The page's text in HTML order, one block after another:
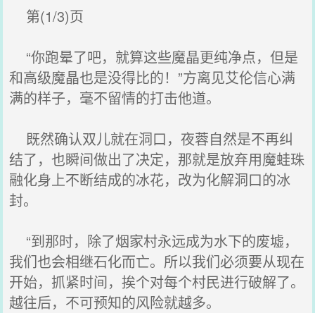
第(1/3)页
“你跑晕了吧，就算这些魔晶更纯净点，但是
和高级魔晶也是没得比的！”方离见艾伦信心满
满的样子，毫不留情的打击他道。
既然确认双儿就在洞口，夜蓉自然是不再纠
结了，也瞬间做出了决定，那就是放弃用魔蛙珠
融化身上不断结成的冰花，改为化解洞口的冰
封。
“到那时，除了烟家村永远成为水下的废墟，
我们也会相继石化而亡。所以我们必须要从现在
开始，抓紧时间，挨个对每个村民进行破解了。
越往后，不可预知的风险就越多。